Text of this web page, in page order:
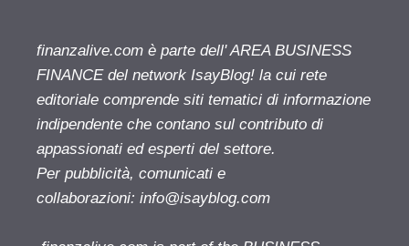
finanzalive.com è parte dell' AREA BUSINESS
FINANCE del network IsayBlog! la cui rete
editoriale comprende siti tematici di informazione
indipendente che contano sul contributo di
appassionati ed esperti del settore.
Per pubblicità, comunicati e
collaborazioni: info@isayblog.com